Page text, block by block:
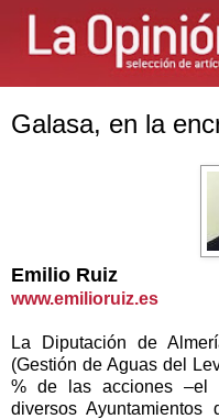
Galasa, en la
Emilio Ruiz
www.emilioruiz.es
La Diputación de
(Gestión de Aguas del
% de las acciones –el
diversos